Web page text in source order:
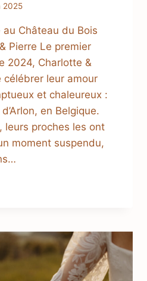
2025
au Château du Bois
Pierre Le premier
2024, Charlotte &
célébrer leur amour
et chaleureux :
en Belgique.
leurs proches les ont
moment suspendu,